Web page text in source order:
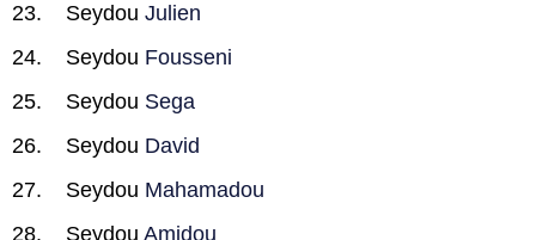
Seydou Julien
Seydou Fousseni
Seydou Sega
Seydou David
Seydou Mahamadou
Seydou Amidou